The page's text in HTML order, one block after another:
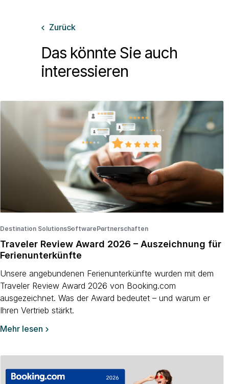
 Zurück
Das könnte Sie auch
interessieren
Destination Solutions ·
Software ·
Partnerschaften
Traveler Review Award 2026 – Auszeichnung für
Ferienunterkünfte
Unsere angebundenen Ferienunterkünfte wurden mit dem
Traveler Review Award 2026 von Booking.com
ausgezeichnet. Was der Award bedeutet – und warum er
Ihren Vertrieb stärkt.
Mehr lesen 